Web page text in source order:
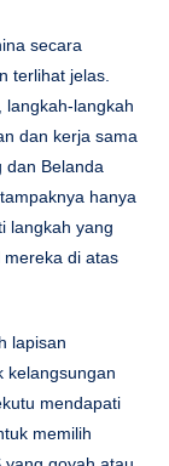
secara
terlihat jelas.
langkah-langkah
dan kerja sama
dan Belanda
hanya
langkah yang
di atas
lapisan
kelangsungan
mendapati
memilih